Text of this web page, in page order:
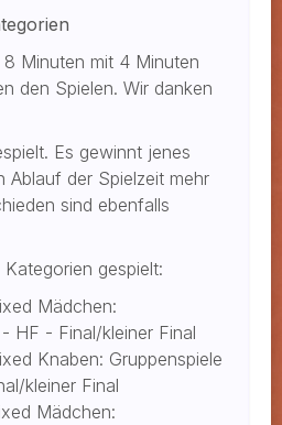
Minuten mit 4 Minuten
den Spielen. Wir danken
Es gewinnt jenes
Ablauf der Spielzeit mehr
sind ebenfalls
gespielt:
Mädchen:
HF - Final/kleiner Final
Knaben: Gruppenspiele
kleiner Final
Mädchen: